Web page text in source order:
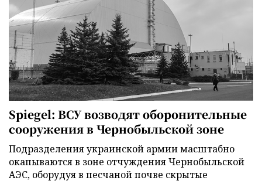
Spiegel: ВСУ возводят оборонительные
сооружения в Чернобыльской зоне
Подразделения украинской армии масштабно
окапываются в зоне отчуждения Чернобыльской
АЭС, оборудуя в песчаной почве скрытые